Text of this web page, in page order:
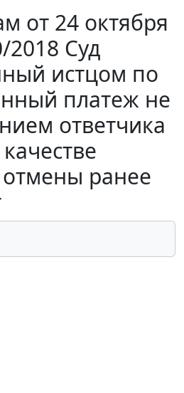
от 24 октября
2018 Суд
истцом по
платеж не
ответчика
ранее